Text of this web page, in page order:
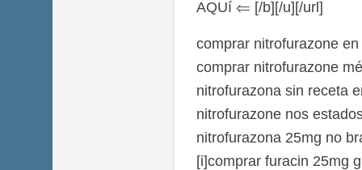
AQUí ⇐ [/b][/u][/url]
comprar nitrofurazone
comprar nitrofurazone
nitrofurazona sin receta
nitrofurazone nos
nitrofurazona 25mg no
[i]comprar furacin 25mg